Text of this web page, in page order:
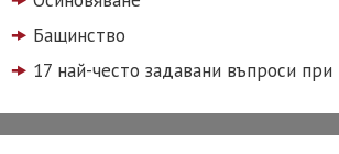
Бащинство
17 най-често задавани въпроси при